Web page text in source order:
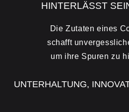
HINTERLÄSST
Die Zutaten eines
schafft
um ihre Spuren zu
UNTERHALTUNG,